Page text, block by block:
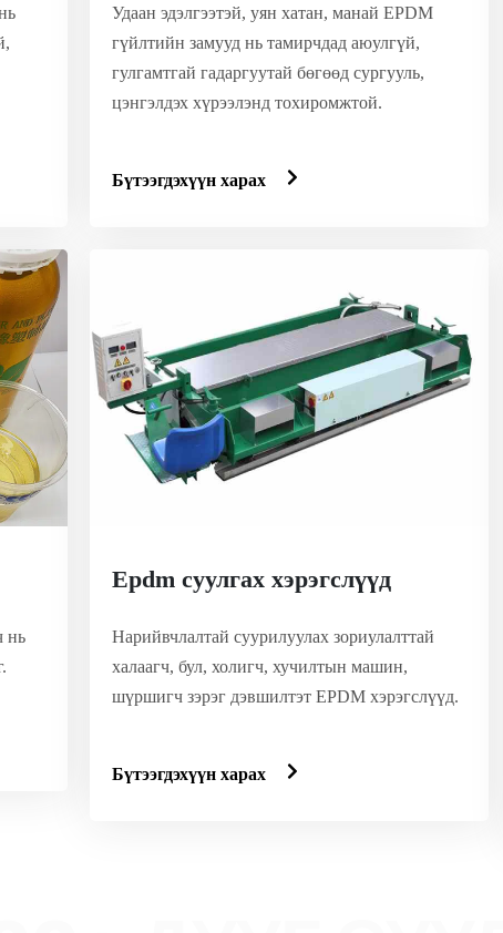
Удаан эдэлгээтэй, уян хатан, манай EPDM
гүйлтийн замууд нь тамирчдад аюулгүй,
гулгамтгай гадаргуутай бөгөөд сургууль,
цэнгэлдэх хүрээлэнд тохиромжтой.
Бүтээгдэхүүн харах
нь
Epdm суулгах хэрэгслүүд
Нарийвчлалтай суурилуулах зориулалттай
халаагч, бул, холигч, хучилтын машин,
шүршигч зэрэг дэвшилтэт EPDM хэрэгслүүд.
Бүтээгдэхүүн харах